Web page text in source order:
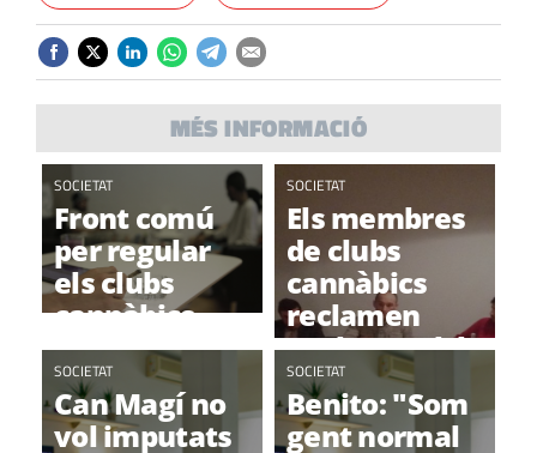
MÉS INFORMACIÓ
SOCIETAT
Front comú
per regular
els clubs
cannàbics
SOCIETAT
Els membres
de clubs
cannàbics
reclamen
acabar amb la
prohibició
SOCIETAT
Can Magí no
vol imputats
SOCIETAT
Benito: "Som
gent normal